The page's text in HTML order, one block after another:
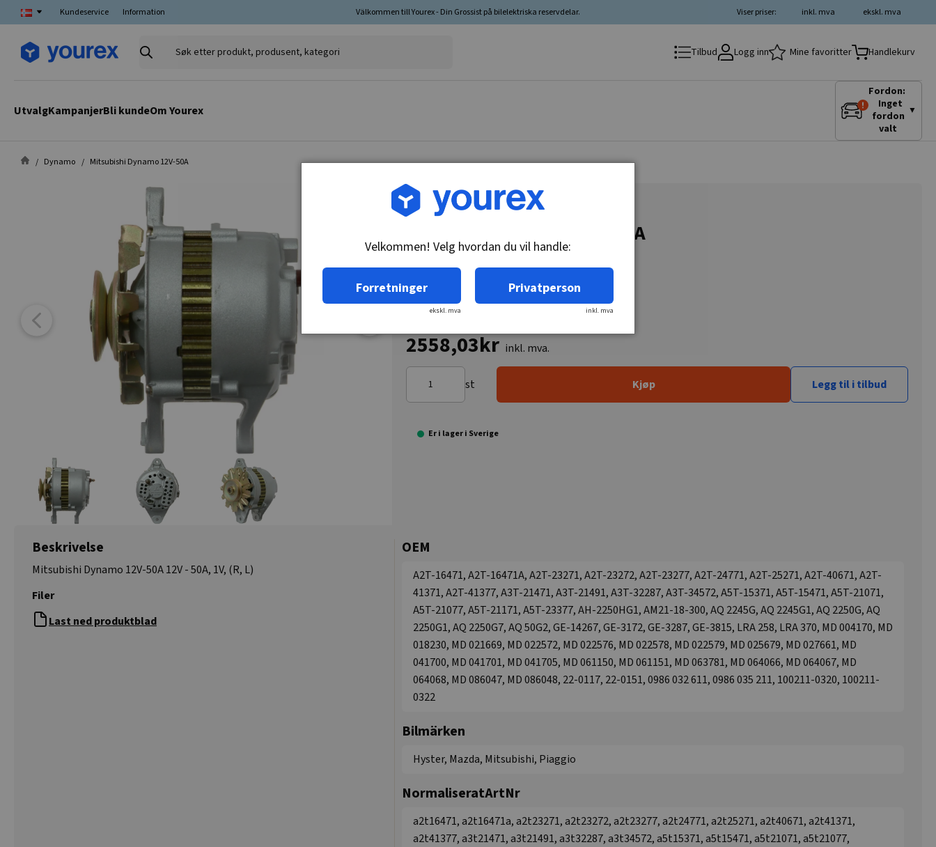
Kundeservice Information Välkommen till Yourex - Din Grossist på bilelektriska reservdelar. ekskl. mva
inkl. mva
Viser priser:
Søk
kategori
Tilbud Logg inn Mine favoritter Handlekurv
UtvalgKampanjerBli kundeOm Yourex
Fordon:
Inget
fordon
valt
▼
Dynamo Mitsubishi Dynamo 12V-50A
Varenr.: 90-380-0012
Mitsubishi Dynamo 12V-50A
2558,03kr inkl. mva.
st Kjøp Legg til i tilbud
Er i lager i Sverige
Beskrivelse
Mitsubishi Dynamo 12V-50A 12V - 50A, 1V, (R, L)
Filer
Last ned produktblad
OEM
A2T-16471, A2T-16471A, A2T-23271, A2T-23272, A2T-23277, A2T-24771, A2T-25271, A2T-40671, A2T-
41371, A2T-41377, A3T-21471, A3T-21491, A3T-32287, A3T-34572, A5T-15371, A5T-15471, A5T-21071,
A5T-21077, A5T-21171, A5T-23377, AH-2250HG1, AM21-18-300, AQ 2245G, AQ 2245G1, AQ 2250G, AQ
2250G1, AQ 2250G7, AQ 50G2, GE-14267, GE-3172, GE-3287, GE-3815, LRA 258, LRA 370, MD 004170, MD
018230, MD 021669, MD 022572, MD 022576, MD 022578, MD 022579, MD 025679, MD 027661, MD
041700, MD 041701, MD 041705, MD 061150, MD 061151, MD 063781, MD 064066, MD 064067, MD
064068, MD 086047, MD 086048, 22-0117, 22-0151, 0986 032 611, 0986 035 211, 100211-0320, 100211-
0322
Bilmärken
Hyster, Mazda, Mitsubishi, Piaggio
NormaliseratArtNr
a2t16471, a2t16471a, a2t23271, a2t23272, a2t23277, a2t24771, a2t25271, a2t40671, a2t41371,
a2t41377, a3t21471, a3t21491, a3t32287, a3t34572, a5t15371, a5t15471, a5t21071, a5t21077,
Velkommen! Velg hvordan du vil handle:
Forretninger
ekskl. mva
Privatperson
inkl. mva